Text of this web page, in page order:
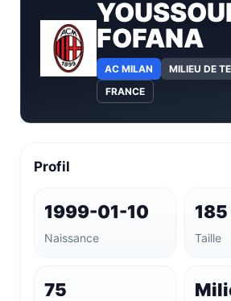
FOFANA
AC MILAN
MILIEU DE
FRANCE
Profil
1999-01-10
Naissance
185
Taille
75